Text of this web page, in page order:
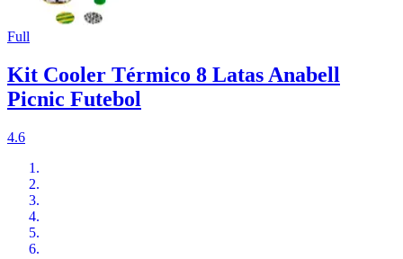
Full
Kit Cooler Térmico 8 Latas Anabell
Picnic Futebol
4.6